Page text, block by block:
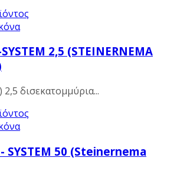
SYSTEM 2,5 (STEINERNEMA
2,5 δισεκατομμύρια...
- SYSTEM 50 (Steinernema